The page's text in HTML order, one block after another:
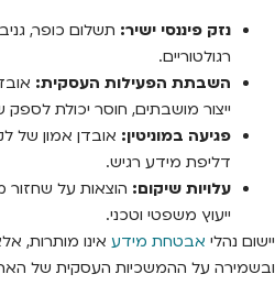
נזק פיננסי ישיר: תשלום כופר,
רגולטוריים.
השבתת הפעילות העסקית:
ייצור מושבתים, חוסר יכולת לספק
פגיעה במוניטין: אובדן אמון של
דליפת מידע רגיש.
עלויות שיקום: הוצאות על שחזור
ייעוץ משפטי וטכני.
יישום נהלי אבטחת מידע אינו מותרות,
ובשמירה על ההמשכיות העסקית של